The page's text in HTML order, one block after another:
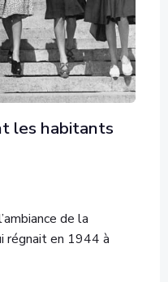
les habitants
de la
régnait en 1944 à